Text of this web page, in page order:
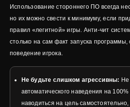
Использование стороннего ПО всегда
но их можно свести к минимуму, если
правил «легитной» игры. Анти-чит
столько на сам факт запуска программы,
поведение игрока.
Не будьте слишком агрессивны: Не
автоматического наведения на
наводиться на цель